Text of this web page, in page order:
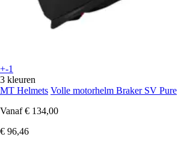
+-1
3 kleuren
MT Helmets Volle motorhelm Braker SV Pure
Vanaf € 134,00
€ 96,46